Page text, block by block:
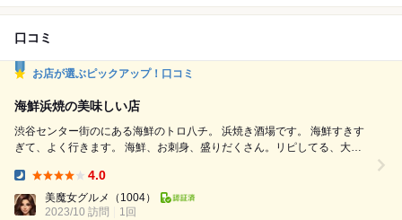
口コミ
お店が選ぶピックアップ！口コミ
海鮮浜焼の美味しい店
渋谷センター街のにある海鮮のトロ八チ。 浜焼き酒場です。 海鮮すきす
ぎて、よく行きます。 海鮮、お刺身、盛りだくさん。リピしてる、大好
ます。 お通しのさざえは、山口県下関市豊北町特牛のさざえです。 下関
市の唐戸市場直送新鮮なお刺身５点盛り合わせ。 お刺身はかなりの美味
しさ。 下関市の鯨も、美味...
4.0
美魔女グルメ
（1004）
2023/10 訪問
1回